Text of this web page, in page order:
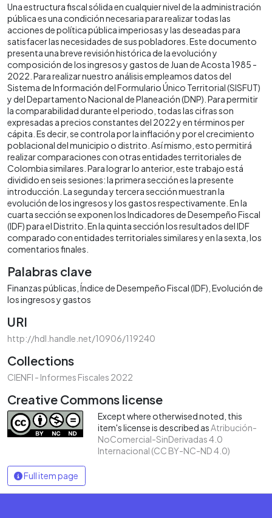
Una estructura fiscal sólida en cualquier nivel de la administración
pública es una condición necesaria para realizar todas las
acciones de política pública imperiosas y las deseadas para
satisfacer las necesidades de sus pobladores. Este documento
presenta una breve revisión histórica de la evolución y
composición de los ingresos y gastos de Juan de Acosta 1985 -
2022. Para realizar nuestro análisis empleamos datos del
Sistema de Información del Formulario Único Territorial (SISFUT)
y del Departamento Nacional de Planeación (DNP). Para permitir
la comparabilidad durante el periodo, todas las cifras son
expresadas a precios constantes del 2022 y en términos per
cápita. Es decir, se controla por la inflación y por el crecimiento
poblacional del municipio o distrito. Así mismo, esto permitirá
realizar comparaciones con otras entidades territoriales de
Colombia similares. Para lograr lo anterior, este trabajo está
dividido en seis sesiones: la primera sección es la presente
introducción. La segunda y tercera sección muestran la
evolución de los ingresos y los gastos respectivamente. En la
cuarta sección se exponen los Indicadores de Desempeño Fiscal
(IDF) para el Distrito. En la quinta sección los resultados del IDF
comparado con entidades territoriales similares y en la sexta, los
comentarios finales.
Palabras clave
Finanzas públicas Índice de Desempeño Fiscal (IDF) Evolución de
los ingresos y gastos
URI
http://hdl.handle.net/10906/119240
Collections
CIENFI - Informes Fiscales 2022
Creative Commons license
Except where otherwised noted, this
item's license is described asAtribución-
NoComercial-SinDerivadas 4.0
Internacional (CC BY-NC-ND 4.0)
Full item page